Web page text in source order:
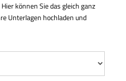
können Sie das gleich ganz
Unterlagen hochladen und